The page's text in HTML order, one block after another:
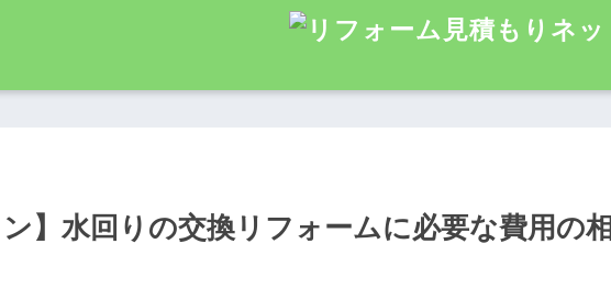
ン】水回りの交換リフォームに必要な費用の相